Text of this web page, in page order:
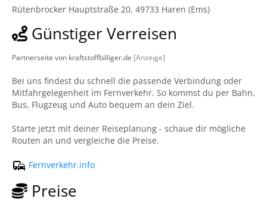
Rütenbrocker Hauptstraße 20, 49733 Haren (Ems)
Günstiger Verreisen
Partnerseite von kraftstoffbilliger.de [Anzeige]
Bei uns findest du schnell die passende Verbindung oder
Mitfahrgelegenheit im Fernverkehr. So kommst du per Bahn,
Bus, Flugzeug und Auto bequem an dein Ziel.
Starte jetzt mit deiner Reiseplanung - schaue dir mögliche
Routen an und vergleiche die Preise.
Fernverkehr.info
Preise